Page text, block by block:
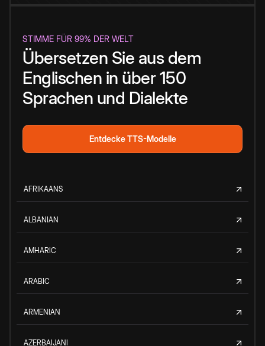
STIMME FÜR 99% DER WELT
Übersetzen Sie aus dem
Englischen in über 150
Sprachen und Dialekte
Entdecke TTS-Modelle
AFRIKAANS
ALBANIAN
AMHARIC
ARABIC
ARMENIAN
AZERBAIJANI